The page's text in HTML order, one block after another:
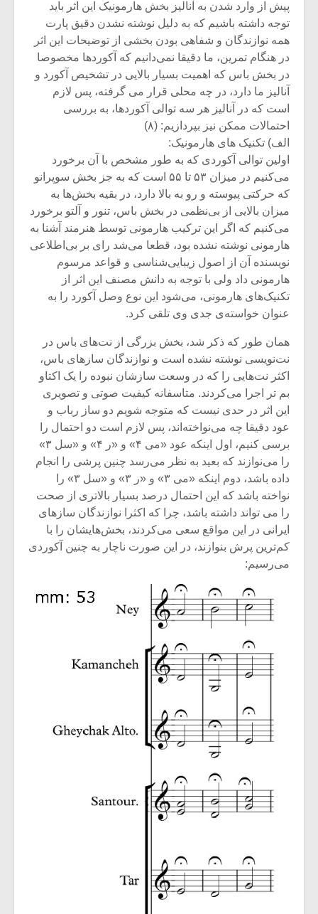
پیش از وارد شدن به آنالیز بخش هارمونیک این اثر باید
توجه داشته باشیم که به دلیل نوشته نشدن دقیق پارت
همه نوازندگان و شفاهی بودن بخشی از توضیحات این اثر
در هنگام تمرین، ما دقیقا نمی‌دانیم که آکوردها مخصوصا
در بخش باس که اهمیت بسیار بالایی در تشخیص آکورد و
آنالیز ما دارد، در چه محلی قرار می گرفته، پس لازم
است که در آنالیز هر سه توالی آکوردها، به بررسی
احتمالات ممکن نیز بپردازیم: (۸)
الف)‌ تکنیک های هارمونیک:
اولین توالی آکوردی که به طور مشخص با آن برخورد
می‌کنیم در میزان ۵۳ تا ۵۵ است که به جز بخش سوپرانو
که حرکتی پیوسته و رو به بالا دارد، در بقیه بخش‌ها به
میزان بالایی از بی‌نظمی در بخش باس، تنور و آلتو برخورد
می‌کنیم که اگر این ترکیب هارمونی توسط هنرمند آشنا به
هارمونی نوشته نشده بود، قطعا می‌شد رای بر بی‌اطلاعی
نویسنده آن از اصول زیبایی‌شناسی و قواعد مرسوم
هارمونی داد ولی با توجه به دانش مصنف این اثر از
تکنیک‌های هارمونی، می‌شود این نوع وصل آکورد را به
عنوان خواسته‌ی جدی وی تلقی کرد.
همان طور که ذکر شد، بخش بزرگی از نت‌های باس در
نت‌نویسی نوشته نشده است و نوازندگان سازهای باس،
اکثر نت‌هایی را که در وسعت سازشان نبوده را یک اکتاو
بم تر اجرا می‌کردند. متاسفانه کیفیت صوتی و تصویری
این اثر در حدی نیست که متوجه شویم دو ساز رباب و
عود دقیقا چه می‌نواخته‌اند، پس لازم است دو احتمال را
برسی کنیم، اول اینکه عود «می ۴» و «ر ۴» و «سل ۳»
را می‌نوازند که بعید به نظر می‌رسد چنین پرشی را انجام
داده باشد، دوم اینکه «می ۳» و «ر ۳» و «سل ۳» را
نواخته باشد که این احتمال درصد بسیار بالاتری از صحت
را می تواند داشته باشد، چرا که اکثرا نوازندگان سازهای
ایرانی در این مواقع سعی می‌کردند، بخش‌هایشان را با
کم‌ترین پرش بنوازند، در این صورت ناچار به چنین آکوردی
می‌رسیم: